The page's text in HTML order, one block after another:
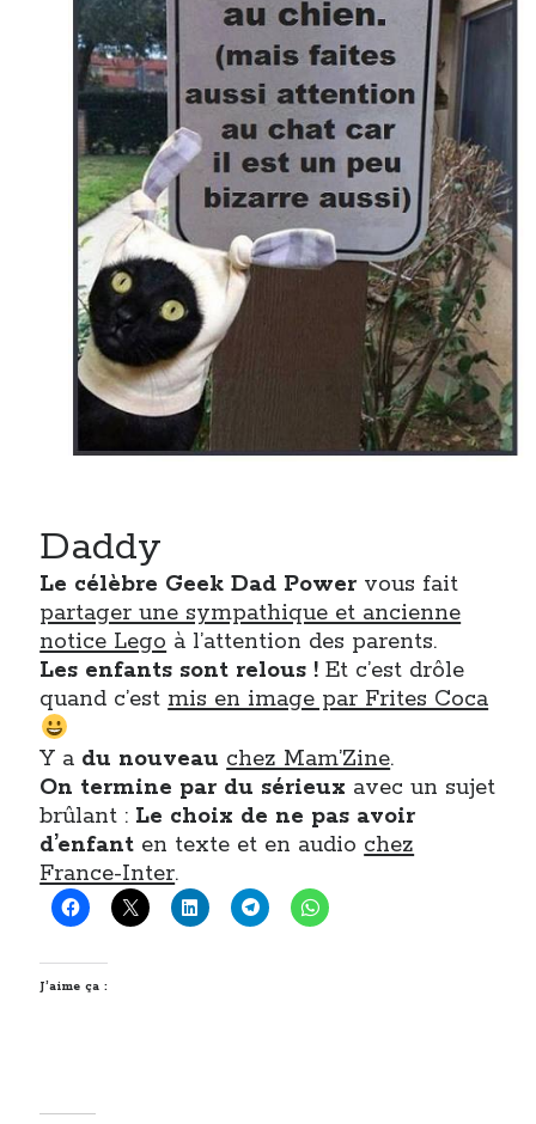
Daddy
Le célèbre Geek Dad Power vous fait
partager une sympathique et ancienne
notice Lego à l’attention des parents.
Les enfants sont relous ! Et c’est drôle
quand c’est mis en image par Frites Coca
Y a du nouveau chez Mam’Zine.
On termine par du sérieux avec un sujet
brûlant : Le choix de ne pas avoir
d’enfant en texte et en audio chez
France-Inter.
J’aime ça :